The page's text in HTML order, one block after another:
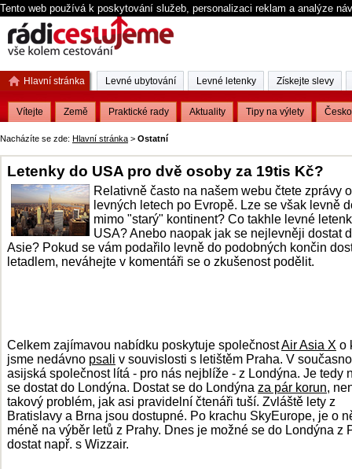
Tento web používá k poskytování služeb, personalizaci reklam a analýze
Nacházíte se zde: Hlavní stránka > Ostatní
Letenky do USA pro dvě osoby za 19tis Kč?
Relativně často na našem webu čtete zprávy o
levných letech po Evropě. Lze se však levně
mimo "starý" kontinent? Co takhle levné
USA? Anebo naopak jak se nejlevněji dostat
Asie? Pokud se vám podařilo levně do podobných končin
letadlem, neváhejte v komentáři se o zkušenost podělit.
Celkem zajímavou nabídku poskytuje společnostAir Asia X o
jsme nedávno psali v souvislosti s letištěm Praha. V
asijská společnost lítá - pro nás nejblíže - z Londýna. Je tedy
se dostat do Londýna. Dostat se do Londýna za pár korun,
takový problém, jak asi pravidelní čtenáři tuší. Zvláště lety z
Bratislavy a Brna jsou dostupné. Po krachu SkyEurope, je o
méně na výběr letů z Prahy. Dnes je možné se do Londýna z
dostat např. s Wizzair.
Hlavní stránka
Vítejte Země Praktické rady Aktuality Tipy na výlety Česko
Levné ubytování Levné letenky Získejte slevy